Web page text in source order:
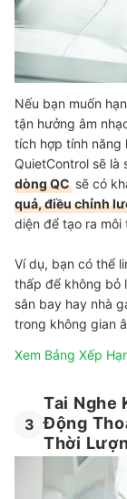
Nếu bạn muốn
tận hưởng âm
tích hợp tính năng
QuietControl sẽ là
dòng QC sẽ có
quả, điều chỉnh
diện để tạo ra
Ví dụ, bạn có thể
thấp để không bỏ
sân bay hay nhà
trong không gian
Xem Bảng Xếp
3
Tai Nghe
Động
Thời